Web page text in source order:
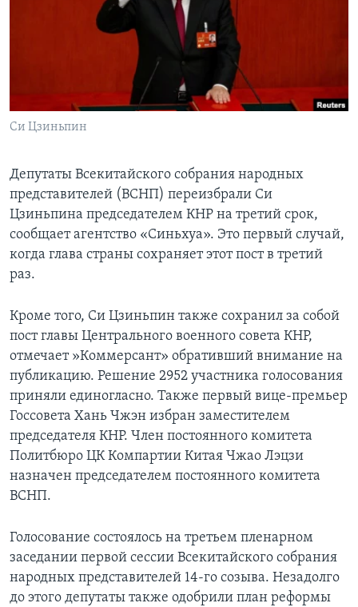
Learning English
Си Цзиньпин
Депутаты Всекитайского собрания народных
представителей (ВСНП) переизбрали Си
Цзиньпина председателем КНР на третий срок,
сообщает агентство «Синьхуа». Это первый случай,
когда глава страны сохраняет этот пост в третий
раз.
Кроме того, Си Цзиньпин также сохранил за собой
пост главы Центрального военного совета КНР,
отмечает »Коммерсант» обративший внимание на
публикацию. Решение 2952 участника голосования
приняли единогласно. Также первый вице-премьер
Госсовета Хань Чжэн избран заместителем
председателя КНР. Член постоянного комитета
Политбюро ЦК Компартии Китая Чжао Лэцзи
назначен председателем постоянного комитета
ВСНП.
Голосование состоялось на третьем пленарном
заседании первой сессии Всекитайского собрания
народных представителей 14-го созыва. Незадолго
до этого депутаты также одобрили план реформы